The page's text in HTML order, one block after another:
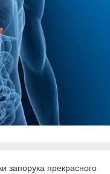
запорука прекрасного